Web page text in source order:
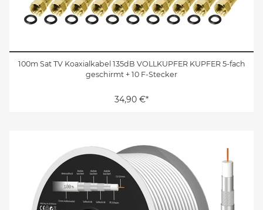
100m Sat TV Koaxialkabel 135dB VOLLKUPFER KUPFER 5-fach
geschirmt + 10 F-Stecker
34,90 €*